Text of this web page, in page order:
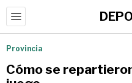
Provincia
Cómo se